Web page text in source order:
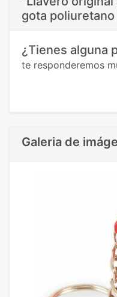
gota
¿Tienes alguna
te responderemos
Galeria de